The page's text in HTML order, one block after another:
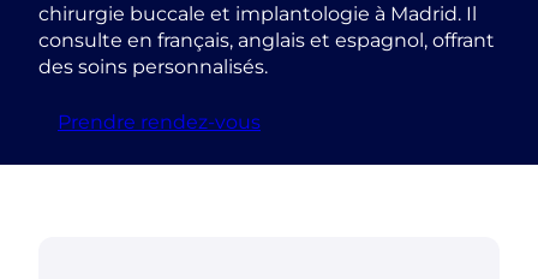
chirurgie buccale et implantologie à Madrid. Il
consulte en français, anglais et espagnol, offrant
des soins personnalisés.
Prendre rendez-vous